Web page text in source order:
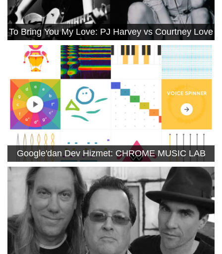
To Bring You My Love: PJ Harvey vs Courtney Love
Google'dan Dev Hizmet: CHROME MUSIC LAB